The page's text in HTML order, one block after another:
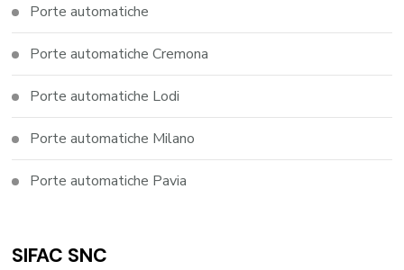
Porte automatiche
Porte automatiche Cremona
Porte automatiche Lodi
Porte automatiche Milano
Porte automatiche Pavia
SIFAC SNC